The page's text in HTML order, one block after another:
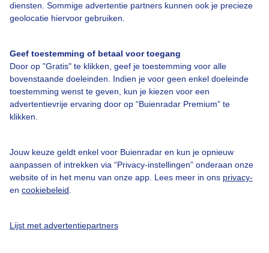
diensten. Sommige advertentie partners kunnen ook je precieze
geolocatie hiervoor gebruiken.
Geef toestemming of betaal voor toegang
Door op "Gratis" te klikken, geef je toestemming voor alle
bovenstaande doeleinden. Indien je voor geen enkel doeleinde
toestemming wenst te geven, kun je kiezen voor een
advertentievrije ervaring door op “Buienradar Premium” te
klikken.
Jouw keuze geldt enkel voor Buienradar en kun je opnieuw
aanpassen of intrekken via “Privacy-instellingen” onderaan onze
website of in het menu van onze app. Lees meer in ons privacy-
en cookiebeleid
Lijst met advertentiepartners
Bedrijfsgegevens
Contact
Toegankelijkheid
Gebruikersvoorwaarden
Adverteren
Privacy beleid
Cookie beleid